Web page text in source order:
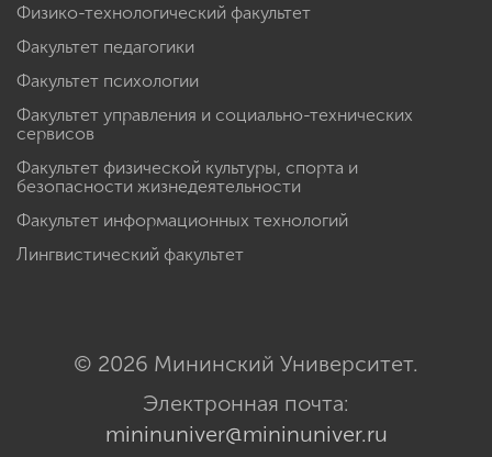
Физико-технологический факультет
Факультет педагогики
Факультет психологии
Факультет управления и социально-технических
сервисов
Факультет физической культуры, спорта и
безопасности жизнедеятельности
Факультет информационных технологий
Лингвистический факультет
© 2026 Мининский Университет.
Электронная почта:
mininuniver@mininuniver.ru